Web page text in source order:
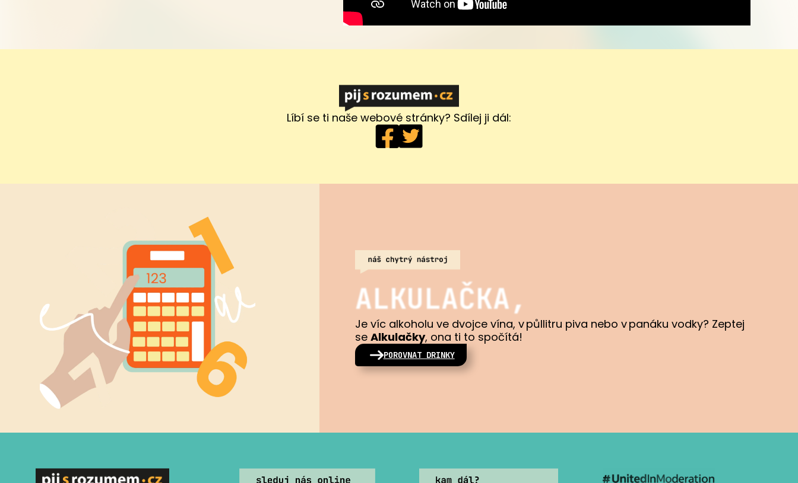
Líbí se ti naše webové stránky? Sdílej ji dál:
ALKULAČKA,
Je víc alkoholu ve dvojce vína, v půllitru piva nebo v panáku vodky? Zeptej
se Alkulačky, ona ti to spočítá!
POROVNAT DRINKY